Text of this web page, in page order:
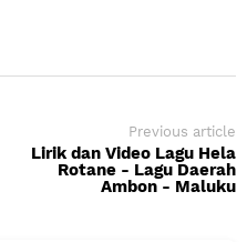
Previous article
Lirik dan Video Lagu Hela
Rotane - Lagu Daerah
Ambon - Maluku